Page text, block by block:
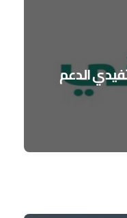
لمستفيدي الدعم